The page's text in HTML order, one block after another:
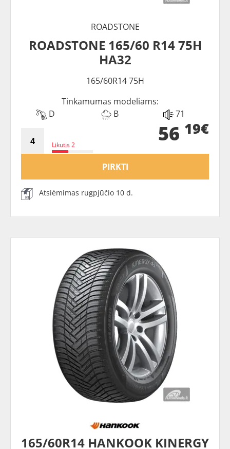
ROADSTONE
ROADSTONE 165/60 R14 75H
HA32
165/60R14 75H
Tinkamumas modeliams:
D
B 71
Likutis 2 56 19€
PIRKTI
Atsiėmimas rugpjūčio 10 d.
165/60R14 HANKOOK KINERGY